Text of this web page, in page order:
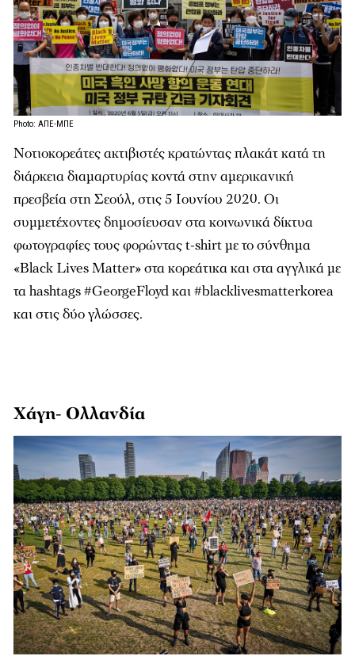
Photo: ΑΠΕ-ΜΠΕ
Νοτιοκορεάτες ακτιβιστές κρατώντας πλακάτ κατά τη
διάρκεια διαμαρτυρίας κοντά στην αμερικανική
πρεσβεία στη Σεούλ, στις 5 Ιουνίου 2020. Οι
συμμετέχοντες δημοσίευσαν στα κοινωνικά δίκτυα
φωτογραφίες τους φορώντας t-shirt με το σύνθημα
«Black Lives Matter» στα κορεάτικα και στα αγγλικά με
τα hashtags #GeorgeFloyd και #blacklivesmatterkorea
και στις δύο γλώσσες.
Χάγη- Ολλανδία